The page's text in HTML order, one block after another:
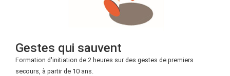
Gestes qui sauvent
Formation d'initiation de 2 heures sur des gestes de premiers
secours, à partir de 10 ans.